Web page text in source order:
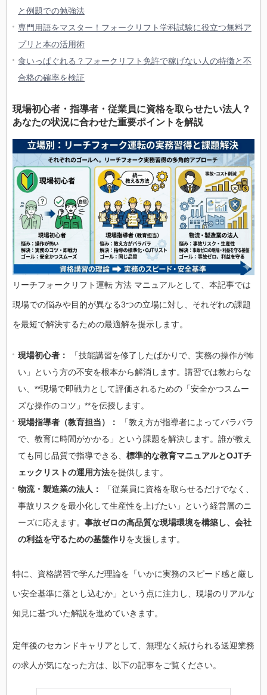
と例題での勉強法
専門用語をマスター！フォークリフト学科試験に役立つ無料ア
プリと本の活用術
食いっぱぐれる？フォークリフト免許で稼げない人の特徴と不
合格の確率を検証
現場初心者・指導者・従業員に資格を取らせたい法人？
あなたの状況に合わせた重要ポイントを解説
リーチフォークリフト運転 方法 マニュアルとして、本記事では
現場での悩みや目的が異なる3つの立場に対し、それぞれの課題
を最短で解決するための最適解を提示します。
現場初心者：
「技能講習を修了したばかりで、実務の操作が怖
い」という方の不安を根本から解消します。講習では教わらな
い、**現場で即戦力として評価されるための「安全かつスムー
ズな操作のコツ」**を伝授します。
現場指導者（教育担当）：
「教え方が指導者によってバラバラ
で、教育に時間がかかる」という課題を解決します。誰が教え
ても同じ品質で指導できる、 標準的な教育マニュアルとOJTチ
ェックリストの運用方法を提供します。
物流・製造業の法人：
「従業員に資格を取らせるだけでなく、
事故リスクを最小化して生産性を上げたい」という経営層のニ
ーズに応えます。 事故ゼロの高品質な現場環境を構築し、会社
の利益を守るための基盤作り を支援します。
特に、資格講習で学んだ理論を「いかに実務のスピード感と厳し
い安全基準に落とし込むか」という点に注力し、現場のリアルな
知見に基づいた解説を進めていきます。
定年後のセカンドキャリアとして、無理なく続けられる送迎業務
の求人が気になった方は、以下の記事をご覧ください。